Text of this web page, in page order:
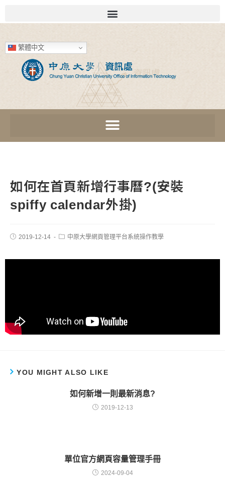
繁體中文
如何在首頁新增行事曆?(安裝
spiffy calendar外掛)
2019-12-14 中原大學網頁管理平台系統操作教學
YOU MIGHT ALSO LIKE
如何新增一則最新消息?
2019-12-13
單位官方網頁容量管理手冊
2024-09-04